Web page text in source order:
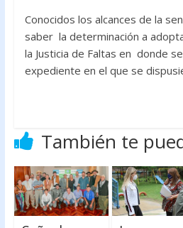
Conocidos los alcances de la
saber la determinación a
la Justicia de Faltas en donde
expediente en el que se
También te